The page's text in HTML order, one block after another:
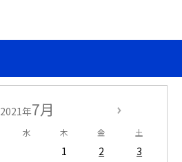
2021年7月
水 木 金 土
1 2
3